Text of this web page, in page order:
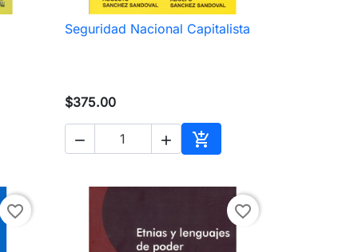
al carrito
 Vista rápida
Seguridad Nacional Capitalista
$375.00
  
Añadir al carrito
favorite_border favorite_border